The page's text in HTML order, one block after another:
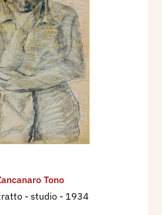
Tono
- studio - 1934